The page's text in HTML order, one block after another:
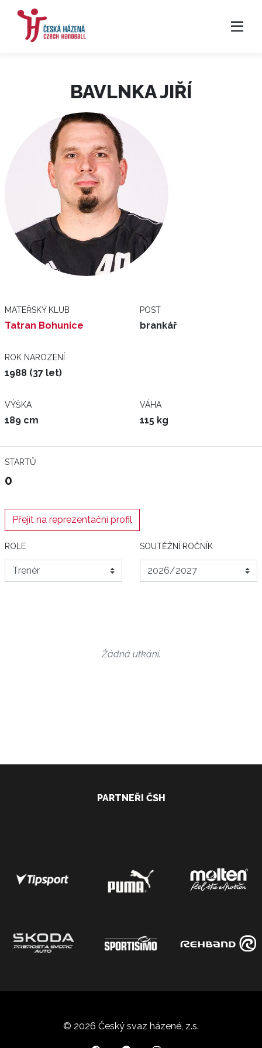
BAVLNKA JIŘÍ
MATEŘSKÝ KLUB
Tatran Bohunice
POST
brankář
ROK NAROZENÍ
1988 (37 let)
VÝŠKA
189 cm
VÁHA
115 kg
STARTŮ
0
Přejít na reprezentační profil
ROLE SOUTĚŽNÍ ROČNÍK
Žádná utkání.
PARTNEŘI ČSH
© 2026 Český svaz házené, z.s.